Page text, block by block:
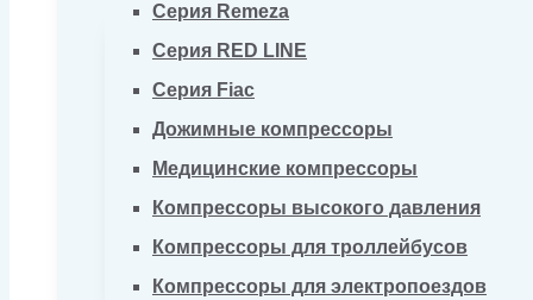
Серия Remeza
Серия RED LINE
Серия Fiac
Дожимные компрессоры
Медицинские компрессоры
Компрессоры высокого давления
Компрессоры для троллейбусов
Компрессоры для электропоездов